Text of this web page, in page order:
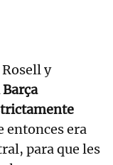
y
entonces era
para que les